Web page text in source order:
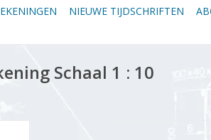
NIEUWE TIJDSCHRIFTEN
Schaal 1 : 10